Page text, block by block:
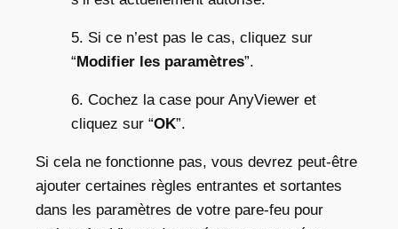
5. Si ce n’est pas le cas, cliquez sur
“Modifier les paramètres”.
6. Cochez la case pour AnyViewer et
cliquez sur “OK”.
Si cela ne fonctionne pas, vous devrez peut-être
ajouter certaines règles entrantes et sortantes
dans les paramètres de votre pare-feu pour